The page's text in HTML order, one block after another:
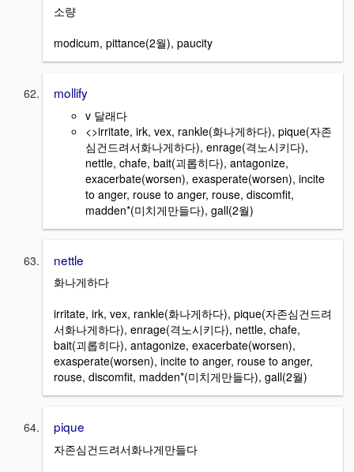
소량
modicum, pittance(2월), paucity
mollify
v 달래다
<>irritate, irk, vex, rankle(화나게하다), pique(자존
심건드려서화나게하다), enrage(격노시키다),
nettle, chafe, bait(괴롭히다), antagonize,
exacerbate(worsen), exasperate(worsen), incite
to anger, rouse to anger, rouse, discomfit,
madden*(미치게만들다), gall(2월)
nettle
화나게하다
irritate, irk, vex, rankle(화나게하다), pique(자존심건드려
서화나게하다), enrage(격노시키다), nettle, chafe,
bait(괴롭히다), antagonize, exacerbate(worsen),
exasperate(worsen), incite to anger, rouse to anger,
rouse, discomfit, madden*(미치게만들다), gall(2월)
pique
자존심건드려서화나게만들다